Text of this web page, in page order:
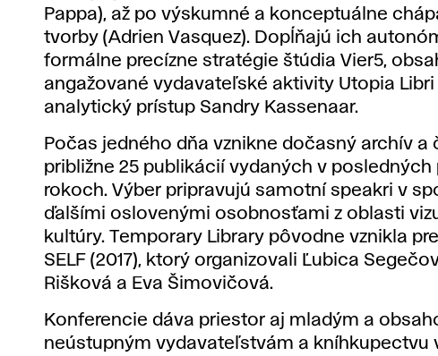
Pappa), až po výskumné a konceptuálne
tvorby (Adrien Vasquez). Dopĺňajú ich
formálne precízne stratégie štúdiaVier5,
angažované vydavateľské aktivity Utopia Libri
analytický prístup Sandry Kassenaar.
Počas jedného dňa vznikne dočasný archív a
približne 25 publikácií vydaných v posledných
rokoch. Výber pripravujú samotní speakri v
ďalšími oslovenými osobnosťami z oblasti
kultúry. Temporary Library pôvodne vznikla
SELF (2017), ktorý organizovali Ľubica
Rišková a Eva Šimovičová.
Konferencie dáva priestor aj mladým a
neústupným vydavateľstvám a kníhkupectvu